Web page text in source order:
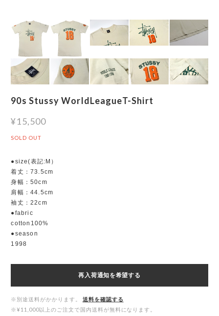
90s Stussy WorldLeagueT-Shirt
¥15,500
SOLD OUT
●size(表記:M）
着丈：73.5cm
身幅：50cm
肩幅：44.5cm
袖丈：22cm
●fabric
cotton100%
●season
1998
再入荷通知を希望する
※別途送料がかかります。
送料を確認する
※¥11,000以上のご注文で国内送料が無料になります。